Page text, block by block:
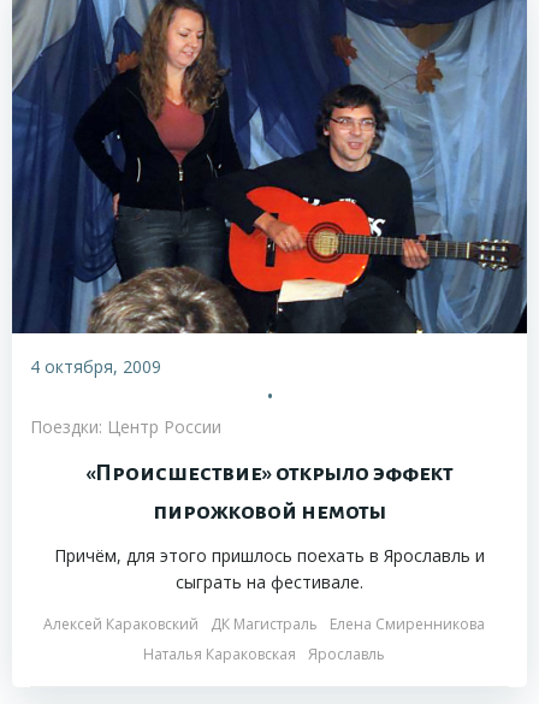
4 октября, 2009
•
Поездки: Центр России
«Происшествие» открыло эффект
пирожковой немоты
Причём, для этого пришлось поехать в Ярославль и
сыграть на фестивале.
Алексей Караковский ДК Магистраль
Елена Смиренникова
Наталья Караковская
Ярославль